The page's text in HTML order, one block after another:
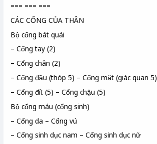
=== === ===
CÁC CỔNG CỦA THÂN
Bộ cổng bát quái
– Cổng tay (2)
– Cổng chân (2)
– Cổng đầu (thóp 5) – Cổng mặt (giác quan 5)
– Cổng đít (5) – Cổng chậu (5)
Bộ cổng máu (cổng sinh)
– Cổng da – Cổng vú
– Cổng sinh dục nam – Cổng sinh dục nữ